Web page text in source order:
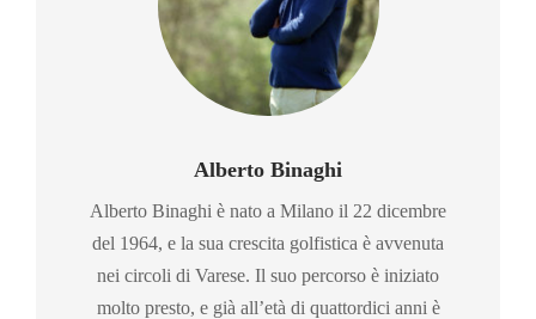
Alberto Binaghi
Alberto Binaghi è nato a Milano il 22 dicembre
del 1964, e la sua crescita golfistica è avvenuta
nei circoli di Varese. Il suo percorso è iniziato
molto presto, e già all’età di quattordici anni è